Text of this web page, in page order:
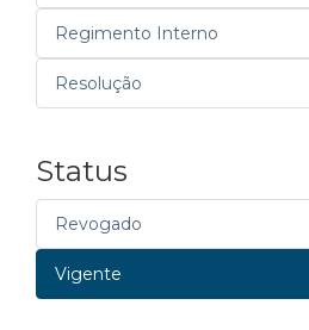
Regimento Interno
Resolução
Status
Revogado
Vigente